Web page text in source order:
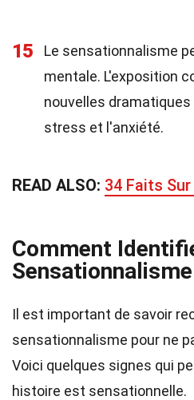
15
Le sensationnalisme
mentale. L'exposition
nouvelles
stress et l'anxiété.
READ ALSO: 34 Faits
Comment
Il est important de savoir
sensationnalisme pour ne
Voici quelques signes qui
histoire est sensationnelle.